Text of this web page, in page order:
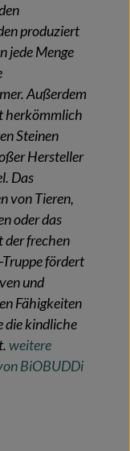
produziert
jede Menge
Außerdem
herkömmlich
Steinen
Hersteller
Das
von Tieren,
oder das
der frechen
fördert
und
Fähigkeiten
die kindliche
weitere
BiOBUDDi